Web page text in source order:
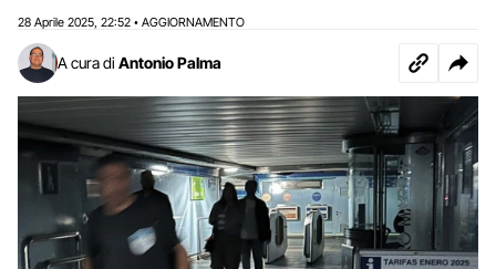
28 Aprile 2025 22:52 • AGGIORNAMENTO
A cura di Antonio Palma